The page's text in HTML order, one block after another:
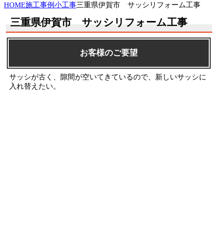
HOME施工事例小工事三重県伊賀市 サッシリフォーム工事
三重県伊賀市 サッシリフォーム工事
お客様のご要望
サッシが古く、隙間が空いてきているので、新しいサッシに
入れ替えたい。